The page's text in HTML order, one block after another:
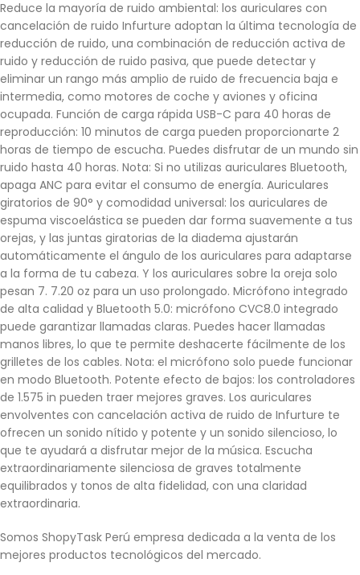
Reduce la mayoría de ruido ambiental: los auriculares con
cancelación de ruido Infurture adoptan la última tecnología de
reducción de ruido, una combinación de reducción activa de
ruido y reducción de ruido pasiva, que puede detectar y
eliminar un rango más amplio de ruido de frecuencia baja e
intermedia, como motores de coche y aviones y oficina
ocupada. Función de carga rápida USB-C para 40 horas de
reproducción: 10 minutos de carga pueden proporcionarte 2
horas de tiempo de escucha. Puedes disfrutar de un mundo sin
ruido hasta 40 horas. Nota: Si no utilizas auriculares Bluetooth,
apaga ANC para evitar el consumo de energía. Auriculares
giratorios de 90° y comodidad universal: los auriculares de
espuma viscoelástica se pueden dar forma suavemente a tus
orejas, y las juntas giratorias de la diadema ajustarán
automáticamente el ángulo de los auriculares para adaptarse
a la forma de tu cabeza. Y los auriculares sobre la oreja solo
pesan 7. 7.20 oz para un uso prolongado. Micrófono integrado
de alta calidad y Bluetooth 5.0: micrófono CVC8.0 integrado
puede garantizar llamadas claras. Puedes hacer llamadas
manos libres, lo que te permite deshacerte fácilmente de los
grilletes de los cables. Nota: el micrófono solo puede funcionar
en modo Bluetooth. Potente efecto de bajos: los controladores
de 1.575 in pueden traer mejores graves. Los auriculares
envolventes con cancelación activa de ruido de Infurture te
ofrecen un sonido nítido y potente y un sonido silencioso, lo
que te ayudará a disfrutar mejor de la música. Escucha
extraordinariamente silenciosa de graves totalmente
equilibrados y tonos de alta fidelidad, con una claridad
extraordinaria.
Somos ShopyTask Perú empresa dedicada a la venta de los
mejores productos tecnológicos del mercado.